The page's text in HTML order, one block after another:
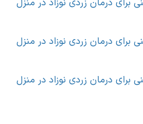
برای درمان زردی نوزاد در منزل
برای درمان زردی نوزاد در منزل
برای درمان زردی نوزاد در منزل